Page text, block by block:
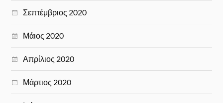
Σεπτέμβριος 2020
Μάιος 2020
Απρίλιος 2020
Μάρτιος 2020